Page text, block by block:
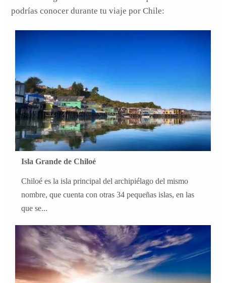
podrías conocer durante tu viaje por Chile:
Isla Grande de Chiloé
Chiloé es la isla principal del archipiélago del mismo
nombre, que cuenta con otras 34 pequeñas islas, en las
que se...